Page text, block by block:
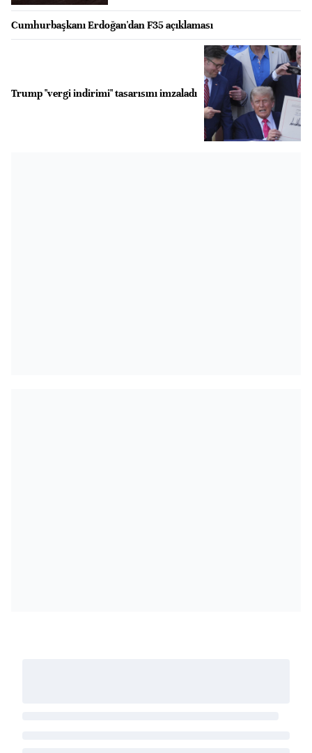
Cumhurbaşkanı Erdoğan'dan F35 açıklaması
Trump "vergi indirimi" tasarısını imzaladı